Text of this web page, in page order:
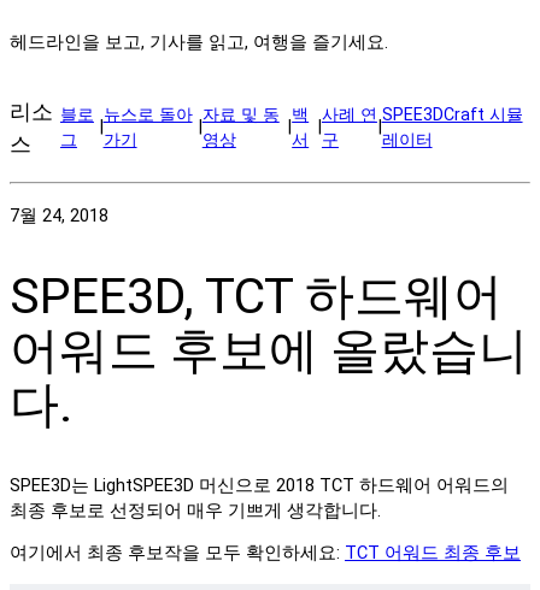
헤드라인을 보고, 기사를 읽고, 여행을 즐기세요.
리소
스
블로
그
|
뉴스로 돌아
가기
|
자료 및 동
영상
|
백
서
사례 연
구
|
SPEE3DCraft 시뮬
레이터
7월 24, 2018
SPEE3D, TCT 하드웨어
어워드 후보에 올랐습니
다.
SPEE3D는 LightSPEE3D 머신으로 2018 TCT 하드웨어 어워드의
최종 후보로 선정되어 매우 기쁘게 생각합니다.
여기에서 최종 후보작을 모두 확인하세요: TCT 어워드 최종 후보